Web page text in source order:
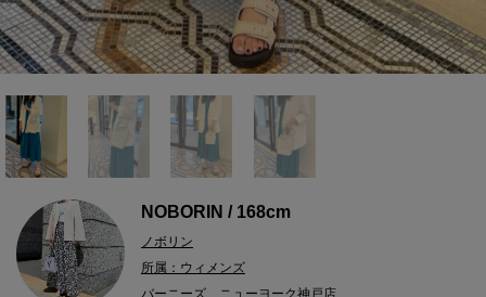
NOBORIN / 168cm
ノボリン
所属：ウィメンズ
バーニーズ ニューヨーク神戸店